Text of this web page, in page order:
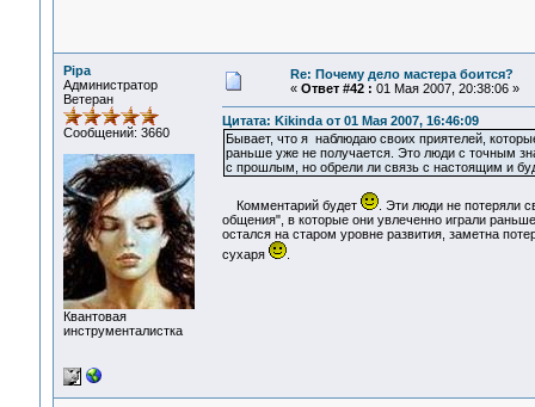
Pipa
Администратор
Ветеран
Сообщений: 3660
Квантовая
инструменталистка
Re: Почему дело мастера боится?
« Ответ #42 : 01 Мая 2007, 20:38:06 »
Цитата: Kikinda от 01 Мая 2007, 16:46:09
Бывает, что я наблюдаю своих приятелей,
раньше уже не получается. Это люди с точным
с прошлым, но обрели ли связь с настоящим и
Комментарий будет
. Эти люди не потеряли
общения", в которые они увлеченно играли
остался на старом уровне развития, заметна
сухаря
.